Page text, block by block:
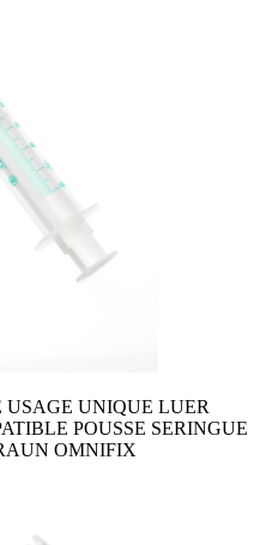
USAGE UNIQUE LUER
POUSSE SERINGUE
OMNIFIX